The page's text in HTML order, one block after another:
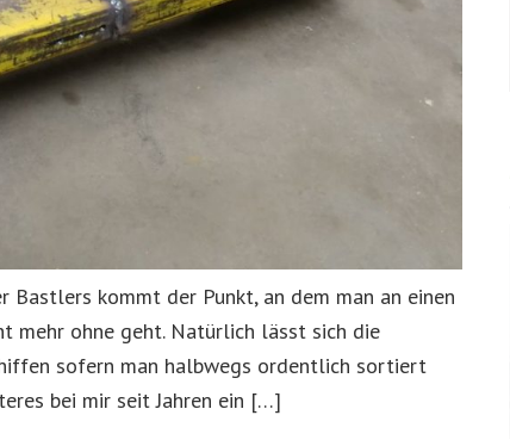
Bastlers kommt der Punkt, an dem man an einen
mehr ohne geht. Natürlich lässt sich die
sofern man halbwegs ordentlich sortiert
bei mir seit Jahren ein […]